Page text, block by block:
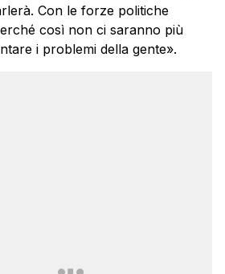
Con le forze politiche
così non ci saranno più
i problemi della gente».